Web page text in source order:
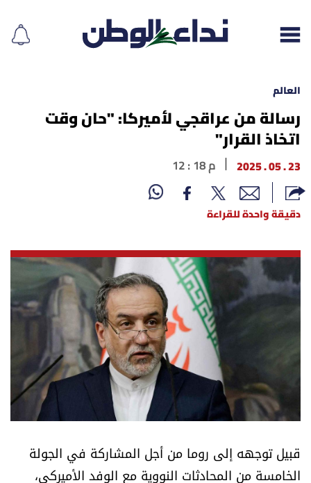
إقرأ الجريدة
لبنان
الغلاف
نداء اليوم
محليات
أسرار
متفرقات
نداء القرّاء
العالم
رسالة من عراقجي لأميركا: "حان وقت
اتخاذ القرار"
23 . 05 . 2025 12 : 18 م
دقيقة واحدة للقراءة
قبيل توجهه إلى روما من أجل المشاركة في الجولة
الخامسة من المحادثات النووية مع الوفد الأميركي،